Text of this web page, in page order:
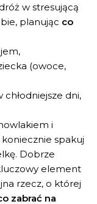
w stresującą
planując co
(owoce,
dni,
i
spakuj
Dobrze
element
rzecz, o której
zabrać na